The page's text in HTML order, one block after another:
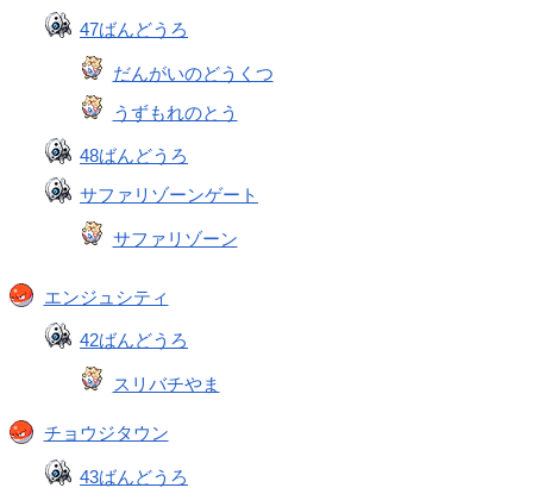
47ばんどうろ
だんがいのどうくつ
うずもれのとう
48ばんどうろ
サファリゾーンゲート
サファリゾーン
エンジュシティ
42ばんどうろ
スリバチやま
チョウジタウン
43ばんどうろ